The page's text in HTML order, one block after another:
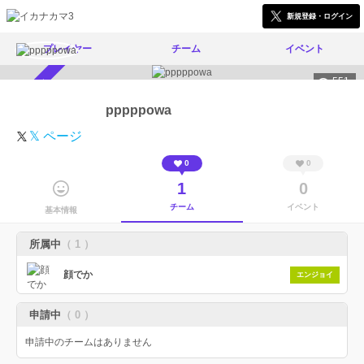
新規登録・ログイン
プレイヤー チーム イベント
551
pppppowa
𝕏 ページ
基本情報
0
1
チーム
0
0
イベント
所属中 （ 1 ）
顔でか エンジョイ
申請中 （ 0 ）
申請中のチームはありません